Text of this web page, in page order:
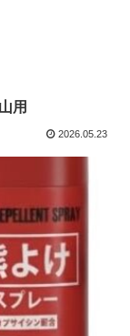
用
2026.05.23